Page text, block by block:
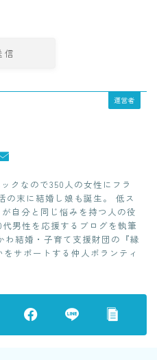
運営者
クなので350人の女性にフラ
の末に結婚し娘も誕生。 低ス
自分と同じ悩みを持つ人の役
男性を応援するブログを執筆
わ結婚・子育て支援財団の『縁
サポートする仲人ボランティ